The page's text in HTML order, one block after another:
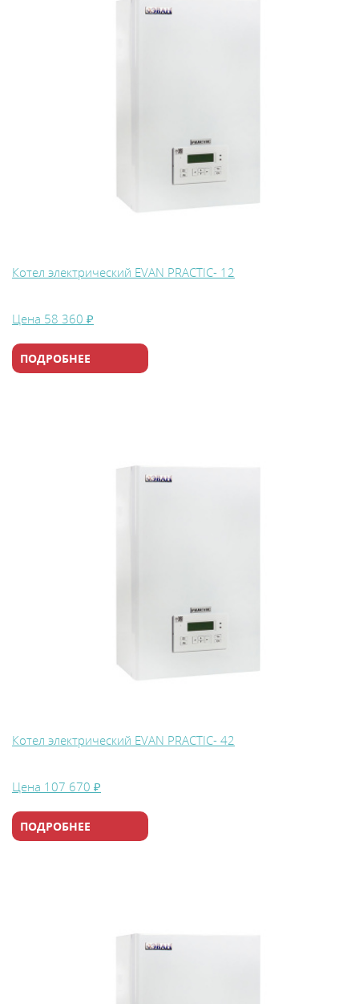
Котел электрический EVAN PRACTIC- 12
Цена 58 360 ₽
ПОДРОБНЕЕ
Котел электрический EVAN PRACTIC- 42
Цена 107 670 ₽
ПОДРОБНЕЕ